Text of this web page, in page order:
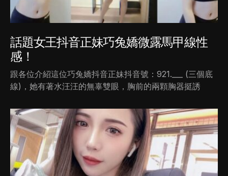
話題女王抖音正妹巧兔嬌微露馬甲線性
感！
跟各位介紹這位巧兔嬌抖音正妹抖音號：921.___ (三個底
線)，她有著水汪汪的無辜雙眼，胸前的兩顆胸器挺誘